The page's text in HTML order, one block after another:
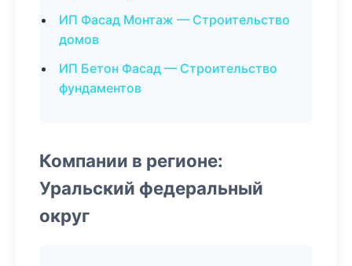
ИП Фасад Монтаж — Строительство
домов
ИП Бетон Фасад — Строительство
фундаментов
Компании в регионе:
Уральский федеральный
округ